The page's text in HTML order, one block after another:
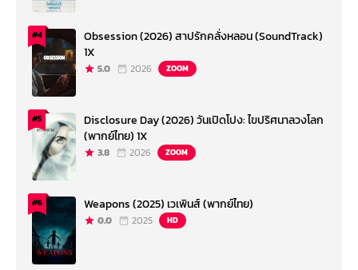
#4
Obsession (2026) สาปรักคลั่งหลอน (SoundTrack)
1X
5.0 2026 ZOOM
#5
Disclosure Day (2026) วันเปิดโปง: ไขปริศนาลวงโลก
(พากย์ไทย) 1X
3.8 2026 ZOOM
#6 Weapons (2025) เวเพินส์ (พากย์ไทย)
0.0 2025 HD